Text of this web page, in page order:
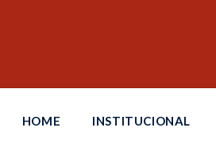
HOME INSTITUCIONAL